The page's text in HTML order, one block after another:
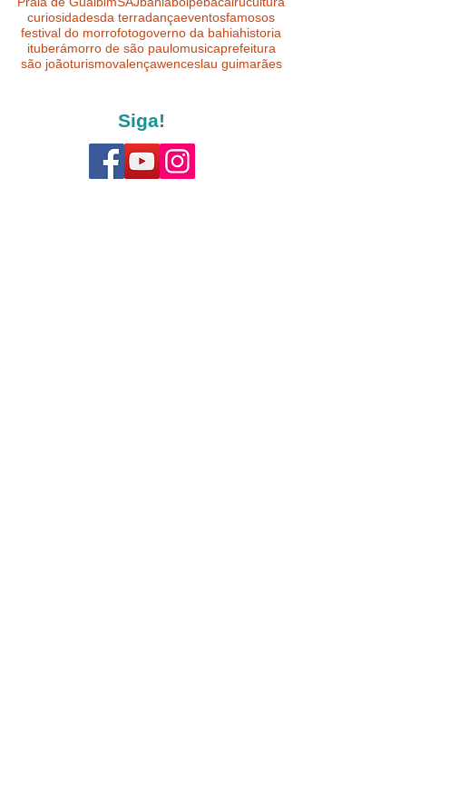
curiosidadesda terradançaeventosfamosos
festival do morrofotogoverno da bahiahistoria
ituberámorro de são paulomusicaprefeitura
são joãoturismovalençawenceslau guimarães
Siga!